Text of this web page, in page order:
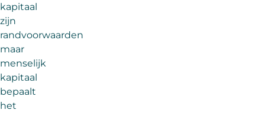
kapitaal
zijn
randvoorwaarden
maar
menselijk
kapitaal
bepaalt
het